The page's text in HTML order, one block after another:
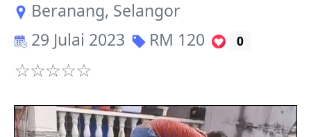
Beranang, Selangor
29 Julai 2023
RM 120 0